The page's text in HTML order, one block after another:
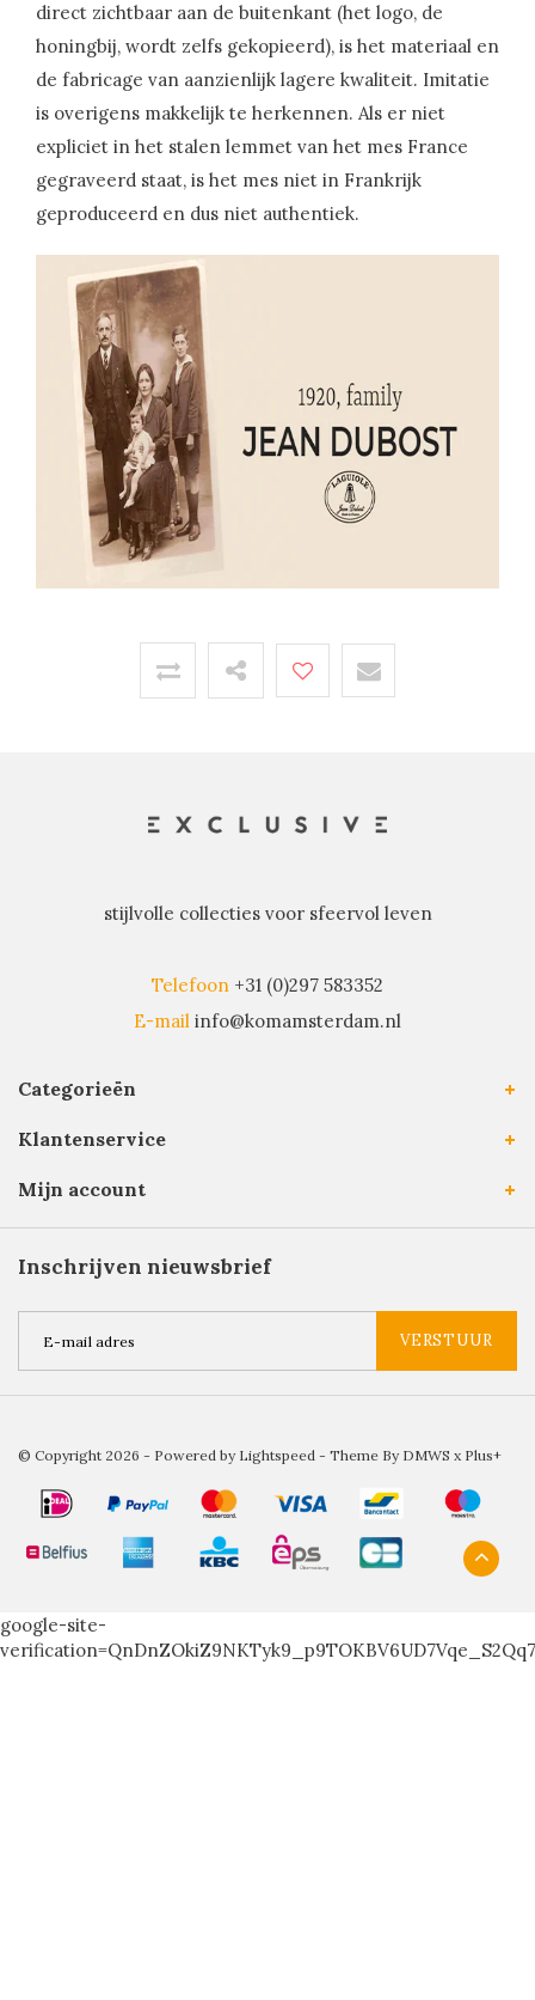
direct zichtbaar aan de buitenkant (het logo, de
honingbij, wordt zelfs gekopieerd), is het materiaal en
de fabricage van aanzienlijk lagere kwaliteit. Imitatie
is overigens makkelijk te herkennen. Als er niet
expliciet in het stalen lemmet van het mes France
gegraveerd staat, is het mes niet in Frankrijk
geproduceerd en dus niet authentiek.
stijlvolle collecties voor sfeervol leven
Telefoon +31 (0)297 583352
E-mail info@komamsterdam.nl
Categorieën
Klantenservice
Mijn account
Inschrijven nieuwsbrief
VERSTUUR
© Copyright 2026 - Powered by Lightspeed - Theme By DMWS x Plus+
google-site-